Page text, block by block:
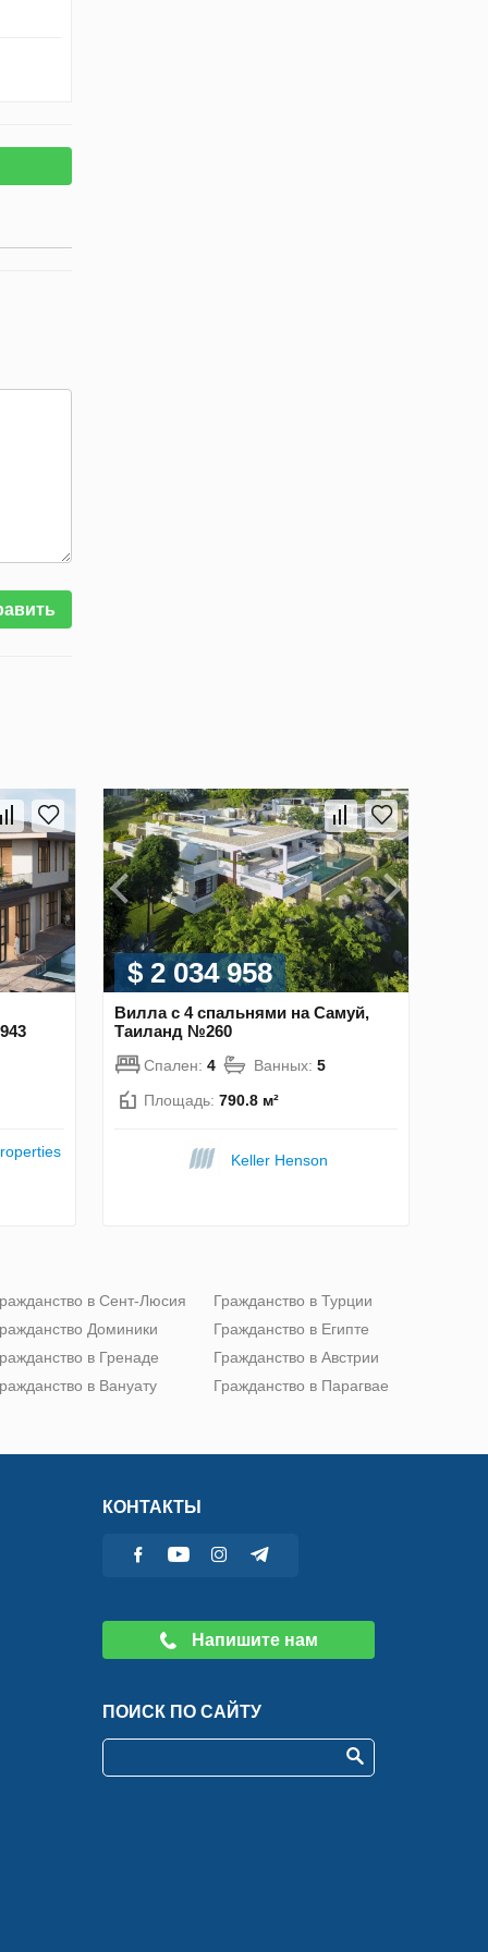
$ 2 034 958
Вилла с 4 спальнями на Самуй,
Таиланд №260
Спален: 4 Ванных: 5
Площадь: 790.8 м²
Keller Henson
в Сент-Люсия
Доминики
в Гренаде
в Вануату
Гражданство в Турции
Гражданство в Египте
Гражданство в Австрии
Гражданство в Парагвае
КОНТАКТЫ
Напишите нам
ПОИСК ПО САЙТУ